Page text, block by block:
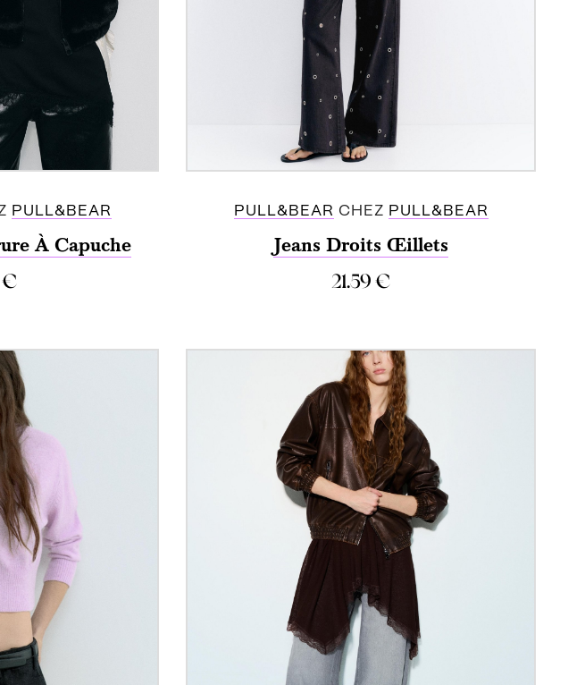
PULL&BEAR
À Capuche
€
PULL&BEAR CHEZ PULL&BEAR
Jeans Droits Œillets
21.59€
ACHETER